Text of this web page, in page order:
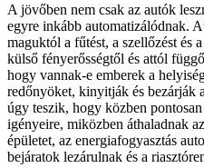
A jövőben nem csak az autók
egyre inkább automatizálódnak.
maguktól a fűtést, a szellőzést és
külső fényerősségtől és attól
hogy vannak-e emberek a
redőnyöket, kinyitják és bezárják
úgy teszik, hogy közben
igényeire, miközben áthaladnak
épületet, az energiafogyasztás
bejáratok lezárulnak és a